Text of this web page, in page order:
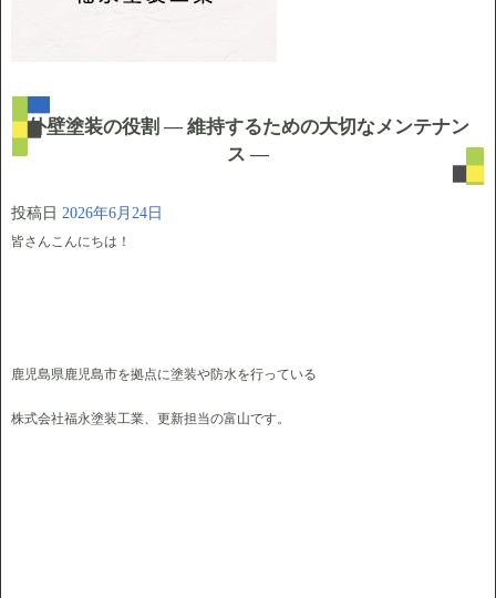
外壁塗装の役割 ― 維持するための大切なメンテナン
ス ―
投稿日 2026年6月24日
皆さんこんにちは！
鹿児島県鹿児島市を拠点に塗装や防水を行っている
株式会社福永塗装工業、更新担当の富山です。